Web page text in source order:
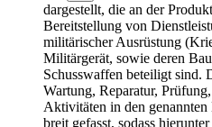
dargestellt, die an der
Bereitstellung von
militärischer Ausrüstung
Militärgerät, sowie deren
Schusswaffen beteiligt sind.
Wartung, Reparatur,
Aktivitäten in den
breit gefasst, sodass